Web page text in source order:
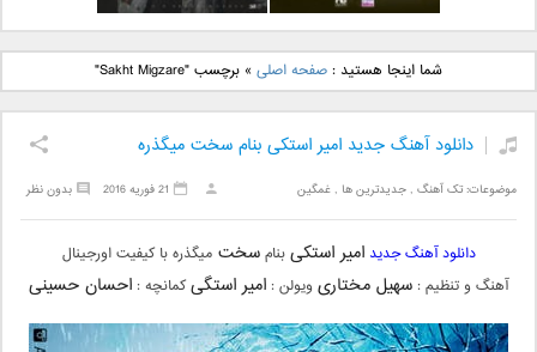
دانلود آهنگ جدید بهنام
بانی بنام قرص قمر 2
دانلود آهنگ جدید علی
یاسینی بنام دورترین نزدیک
شما اینجا هستید :صفحه اصلی »برچسب "Sakht Migzare"
دانلود آهنگ جدید امیر استکی بنام سخت میگذره
موضوعات:تک آهنگ ,جدیدترین ها ,غمگین بدون نظر 21 فوریه 2016
دانلود آهنگ جدید امیر استکیبنامسختمیگذره با کیفیت اورجینال
آهنگ و تنظیم : سهیل مختاری ویولن : امیر استگیکمانچه : احسان حسینی